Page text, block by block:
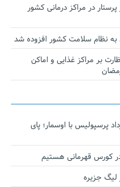
۱۴ هزار پرستار در مراکز درمانی کشور
بر مراکز غذایی و اماکن
پرسپولیس با اوسمار؛ پای
کورس قهرمانی هستیم
لیگ جزیره